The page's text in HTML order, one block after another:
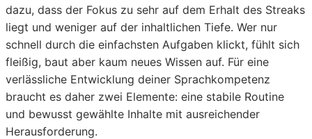
dazu, dass der Fokus zu sehr auf dem Erhalt des Streaks
liegt und weniger auf der inhaltlichen Tiefe. Wer nur
schnell durch die einfachsten Aufgaben klickt, fühlt sich
fleißig, baut aber kaum neues Wissen auf. Für eine
verlässliche Entwicklung deiner Sprachkompetenz
braucht es daher zwei Elemente: eine stabile Routine
und bewusst gewählte Inhalte mit ausreichender
Herausforderung.